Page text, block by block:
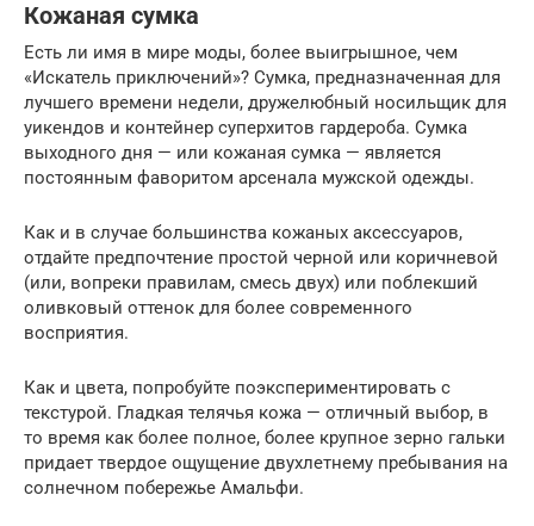
Кожаная сумка
Есть ли имя в мире моды, более выигрышное, чем
«Искатель приключений»? Сумка, предназначенная для
лучшего времени недели, дружелюбный носильщик для
уикендов и контейнер суперхитов гардероба. Сумка
выходного дня — или кожаная сумка — является
постоянным фаворитом арсенала мужской одежды.
Как и в случае большинства кожаных аксессуаров,
отдайте предпочтение простой черной или коричневой
(или, вопреки правилам, смесь двух) или поблекший
оливковый оттенок для более современного
восприятия.
Как и цвета, попробуйте поэкспериментировать с
текстурой. Гладкая телячья кожа — отличный выбор, в
то время как более полное, более крупное зерно гальки
придает твердое ощущение двухлетнему пребывания на
солнечном побережье Амальфи.